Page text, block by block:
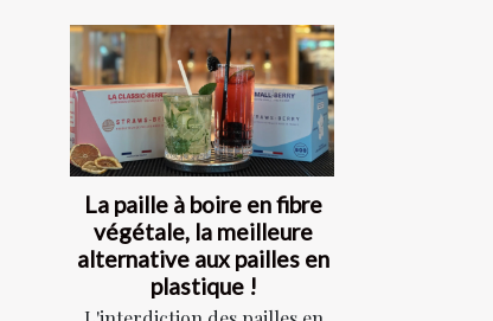
La paille à boire en fibre
végétale, la meilleure
alternative aux pailles en
plastique !